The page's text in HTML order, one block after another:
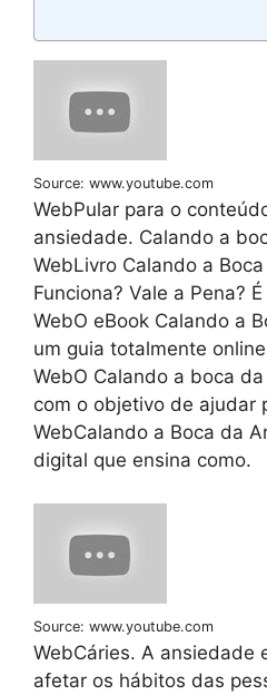
Source: www.youtube.com
WebPular para o
ansiedade. Calando a
WebLivro Calando a
Funciona? Vale a Pena?
WebO eBook Calando a
um guia totalmente
WebO Calando a boca
com o objetivo de ajudar
WebCalando a Boca da
digital que ensina como.
Source: www.youtube.com
WebCáries. A ansiedade
afetar os hábitos das